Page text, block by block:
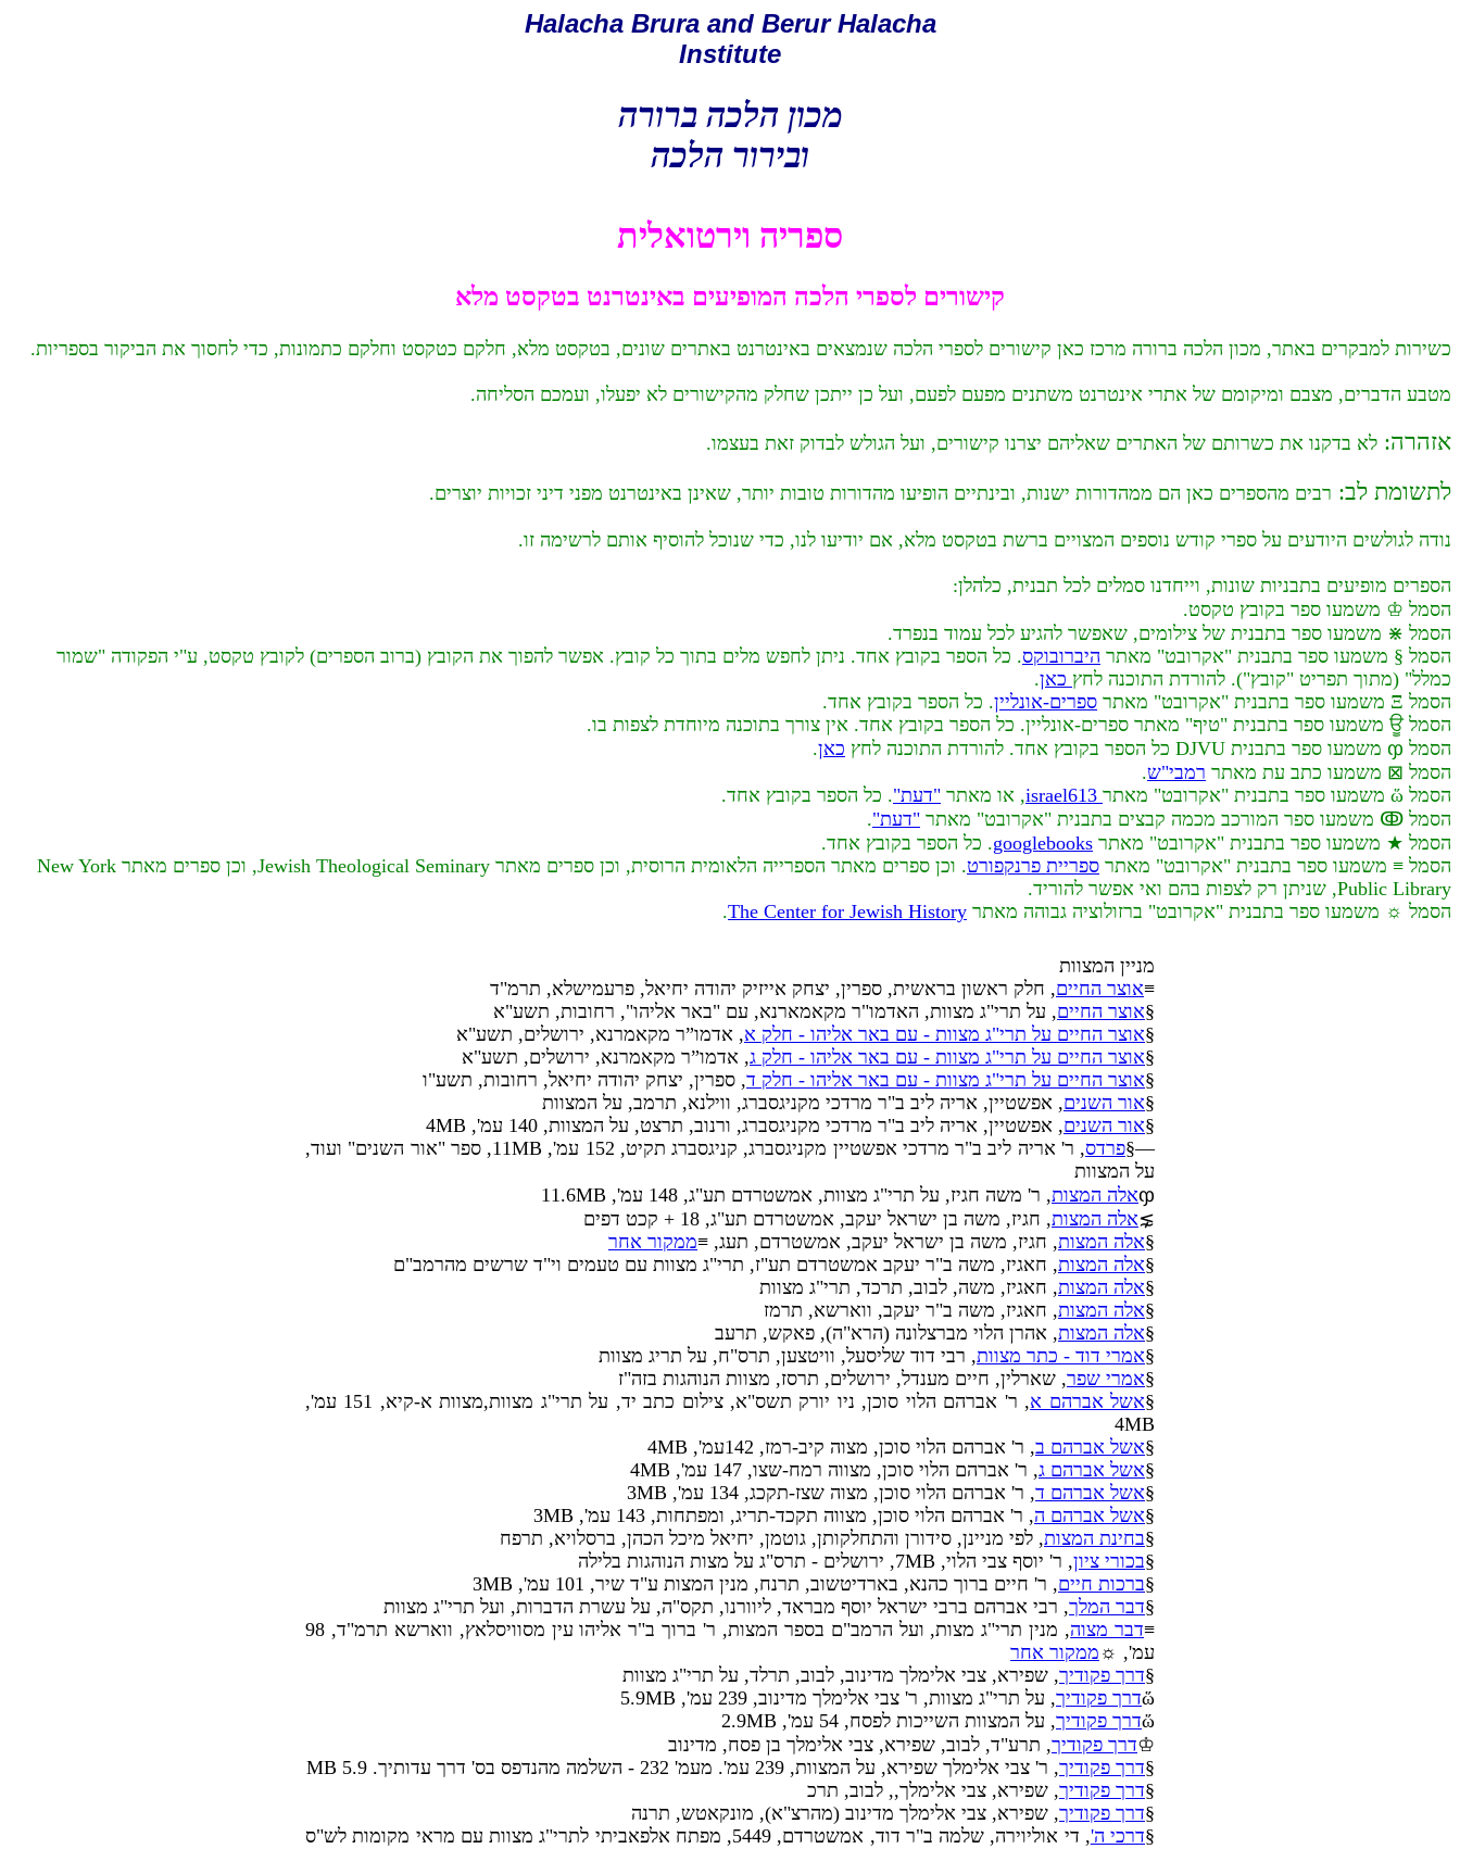
Halacha Brura and Berur Halacha
Institute
מכון הלכה ברורה
ובירור הלכה
ספריה וירטואלית
קישורים לספרי הלכה המופיעים באינטרנט בטקסט מלא
כשירות למבקרים באתר, מכון הלכה ברורה מרכז כאן קישורים לספרי הלכה שנמצאים באינטרנט באתרים שונים, בטקסט מלא, חלקם כטקסט וחלקם כתמונות, כדי לחסוך את הביקור בספריות.
מטבע הדברים, מצבם ומיקומם של אתרי אינטרנט משתנים מפעם לפעם, ועל כן ייתכן שחלק מהקישורים לא יפעלו, ועמכם הסליחה.
אזהרה: לא בדקנו את כשרותם של האתרים שאליהם יצרנו קישורים, ועל הגולש לבדוק זאת בעצמו.
לתשומת לב: רבים מהספרים כאן הם ממהדורות ישנות, ובינתיים הופיעו מהדורות טובות יותר, שאינן באינטרנט מפני דיני זכויות יוצרים.
נודה לגולשים היודעים על ספרי קודש נוספים המצויים ברשת בטקסט מלא, אם יודיעו לנו, כדי שנוכל להוסיף אותם לרשימה זו.
הספרים מופיעים בתבניות שונות, וייחדנו סמלים לכל תבנית, כלהלן:
הסמל ♔ משמעו ספר בקובץ טקסט.
הסמל ⋇ משמעו ספר בתבנית של צילומים, שאפשר להגיע לכל עמוד בנפרד.
הסמל § משמעו ספר בתבנית "אקרובט" מאתר היברובוקס. כל הספר בקובץ אחד. ניתן לחפש מלים בתוך כל קובץ. אפשר להפוך את הקובץ (ברוב הספרים) לקובץ טקסט, ע"י הפקודה "שמור
כמלל" (מתוך תפריט "קובץ"). להורדת התוכנה לחץ כאן.
הסמל Ξ משמעו ספר בתבנית "אקרובט" מאתר
ספרים-אונליין. כל הספר בקובץ אחד.
הסמל ਊ משמעו ספר בתבנית "טיף" מאתר ספרים-אונליין. כל הספר בקובץ אחד. אין צורך בתוכנה מיוחדת לצפות בו.
הסמל ჶ משמעו ספר בתבנית DJVU כל הספר בקובץ אחד. להורדת התוכנה לחץ
כאן.
הסמל ⊠ משמעו כתב עת מאתר רמבי"ש.
הסמל ὥ משמעו ספר בתבנית "אקרובט" מאתר
, או מאתר "דעת". כל הספר בקובץ אחד.
הסמל ↂ משמעו ספר המורכב מכמה קבצים בתבנית "אקרובט" מאתר
"דעת".
הסמל ★ משמעו ספר בתבנית "אקרובט" מאתר googlebooks. כל הספר בקובץ אחד.
הסמל ≡ משמעו ספר בתבנית "אקרובט" מאתר ספריית פרנקפורט
. וכן ספרים מאתר הספרייה הלאומית הרוסית, וכן ספרים מאתר Jewish Theological Seminary, וכן ספרים מאתר New York
Public Library, שניתן רק לצפות בהם ואי אפשר להוריד.
הסמל ☼ משמעו ספר בתבנית "אקרובט" ברזולוציה גבוהה מאתר The Center for Jewish History
.
מניין המצוות
≡אוצר החיים, חלק ראשון בראשית, ספרין, יצחק אייזיק יהודה יחיאל, פרעמישלא, תרמ"ד
§אוצר החיים, על תרי"ג מצוות, האדמו"ר מקאמארנא, עם "באר אליהו", רחובות, תשע"א
§אוצר החיים על תרי"ג מצוות - עם באר אליהו - חלק א, אדמו”ר מקאמרנא, ירושלים, תשע"א
§אוצר החיים על תרי"ג מצוות - עם באר אליהו - חלק ג, אדמו”ר מקאמרנא, ירושלים, תשע"א
§אוצר החיים על תרי"ג מצוות - עם באר אליהו - חלק ד, ספרין, יצחק יהודה יחיאל, רחובות, תשע"ו
§אור השנים, אפשטיין, אריה ליב ב"ר מרדכי מקניגסברג, ווילנא, תרמב, על המצוות
§אור השנים, אפשטיין, אריה ליב ב"ר מרדכי מקניגסברג, ורנוב, תרצט, על המצוות, 140 עמ', 4MB
—§פרדס
, ר' אריה ליב ב"ר מרדכי אפשטיין מקניגסברג, קניגסברג תקיט, 152 עמ', 11MB, ספר "אור השנים" ועוד,
על המצוות
ჶאלה המצות, ר' משה חגיז, על תרי"ג מצוות, אמשטרדם תע"ג, 148 עמ', 11.6MB
⋧אלה המצות, חגיז, משה בן ישראל יעקב, אמשטרדם תע"ג, 18 + קכט דפים
§אלה המצות, חגיז, משה בן ישראל יעקב, אמשטרדם, תעג, ≡ממקור אחר
§אלה המצות, חאגיז, משה ב"ר יעקב אמשטרדם תע"ז, תרי"ג מצוות עם טעמים וי"ד שרשים מהרמב"ם
§אלה המצות, חאגיז, משה, לבוב, תרכד, תרי"ג מצוות
§אלה המצות, חאגיז, משה ב"ר יעקב, ווארשא, תרמז
§אלה המצות, אהרן הלוי מברצלונה (הרא"ה), פאקש, תרעב
§אמרי דוד - כתר מצוות, רבי דוד שליסעל, וויטצען, תרס"ח, על תריג מצוות
§אמרי שפר, שארלין, חיים מענדל, ירושלים, תרסז, מצוות הנוהגות בזה"ז
§אשל אברהם א
, ר' אברהם הלוי סוכן, ניו יורק תשס"א, צילום כתב יד, על תרי"ג מצוות,מצוות א-קיא, 151 עמ',
4MB
§אשל אברהם ב, ר' אברהם הלוי סוכן, מצוה קיב-רמז, 142עמ', 4MB
§אשל אברהם ג, ר' אברהם הלוי סוכן, מצווה רמח-שצו, 147 עמ', 4MB
§אשל אברהם ד, ר' אברהם הלוי סוכן, מצוה שצז-תקכג, 134 עמ', 3MB
§אשל אברהם ה, ר' אברהם הלוי סוכן, מצווה תקכד-תריג, ומפתחות, 143 עמ', 3MB
§בחינת המצות, לפי מניינן, סידורן והתחלקותן, גוטמן, יחיאל מיכל הכהן, ברסלויא, תרפח
§בכורי ציון, ר' יוסף צבי הלוי, 7MB, ירושלים - תרס"ג על מצות הנוהגות בלילה
§ברכות חיים, ר' חיים ברוך כהנא, בארדיטשוב, תרנח, מנין המצות ע"ד שיר, 101 עמ', 3MB
§דבר המלך, רבי אברהם ברבי ישראל יוסף מבראד, ליוורנו, תקס"ה, על עשרת הדברות, ועל תרי"ג מצוות
≡דבר מצוה
, מנין תרי"ג מצות, ועל הרמב"ם בספר המצות, ר' ברוך ב"ר אליהו עין מסוויסלאץ, ווארשא תרמ"ד, 98
עמ', ☼ ממקור אחר
§דרך פקודיך, שפירא, צבי אלימלך מדינוב, לבוב, תרלד, על תרי"ג מצוות
ὥדרך פקודיך, על תרי"ג מצוות, ר' צבי אלימלך מדינוב, 239 עמ', 5.9MB
ὥדרך פקודיך, על המצוות השייכות לפסח, 54 עמ', 2.9MB
♔דרך פקודיך, תרע"ד, לבוב, שפירא, צבי אלימלך בן פסח, מדינוב
§דרך פקודיך, ר' צבי אלימלך שפירא, על המצוות, 239 עמ'. מעמ' 232 - השלמה מהנדפס בס' דרך עדותיך. 5.9 MB
§דרך פקודיך, שפירא, צבי אלימלך,, לבוב, תרכ
§דרך פקודיך, שפירא, צבי אלימלך מדינוב (מהרצ"א), מונקאטש, תרנה
§דרכי ה'
, די אוליוירה, שלמה ב"ר דוד, אמשטרדם, 5449, מפתח אלפאביתי לתרי"ג מצוות עם מראי מקומות לש"ס